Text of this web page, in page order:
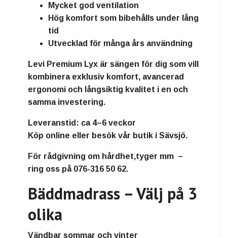
Mycket god ventilation
Hög komfort som bibehålls under lång
tid
Utvecklad för många års användning
Levi Premium Lyx är sängen för dig som vill
kombinera exklusiv komfort, avancerad
ergonomi och långsiktig kvalitet i en och
samma investering.
Leveranstid: ca 4–6 veckor
Köp online eller besök vår butik i Sävsjö.
För rådgivning om hårdhet,tyger mm –
ring oss på 076-316 50 62.
Bäddmadrass – Välj på 3
olika
Vändbar sommar och vinter